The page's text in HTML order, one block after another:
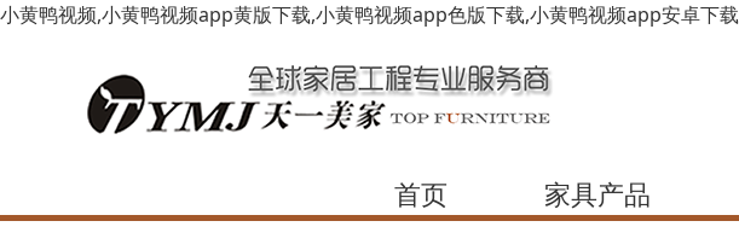
小黄鸭视频,小黄鸭视频app黄版下载,小黄鸭视频app色版下载,小黄鸭视频app安卓下载
首页 家具产品